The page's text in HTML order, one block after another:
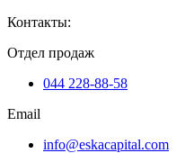
Контакты:
Отдел продаж
044 228-88-58
Email
info@eskacapital.com